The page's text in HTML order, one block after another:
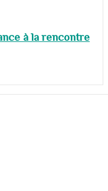
à la rencontre